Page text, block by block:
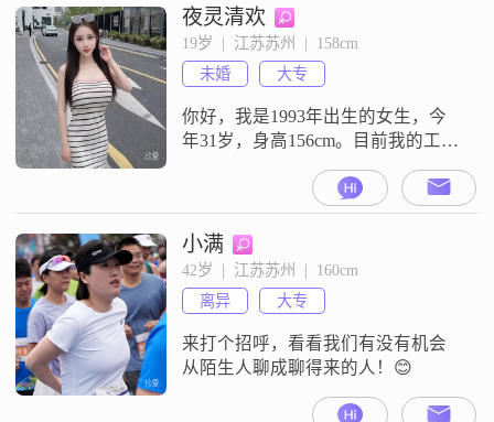
果断，性格外向健谈，平时心态乐
观积极，对人耐心包容，成熟稳
重，真诚可靠。我比较看重家庭，
平时生活里勤俭节约。我目前就在
苏州这边工作生活，想找个合适的
另一
夜灵清欢
19岁  |  江苏苏州  |  158cm
未婚
大专
你好，我是1993年出生的女生，今
年31岁，身高156cm。目前我的工作
在12001到20000元之间。关于我的
性格，平时大家都说我是一个温柔
体贴的人，也很善解人意。我平时
性格比较开朗，平时也挺爱笑的。
我觉得生活还是挺有意思的，所以
我一直热爱生活，也喜欢那种精致
生活的状态。对于感情和日子，
小满
42岁  |  江苏苏州  |  160cm
离异
大专
来打个招呼，看看我们有没有机会
从陌生人聊成聊得来的人！😊